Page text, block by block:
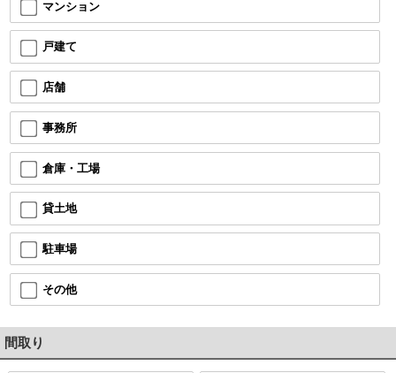
マンション
戸建て
店舗
事務所
倉庫・工場
貸土地
駐車場
その他
間取り